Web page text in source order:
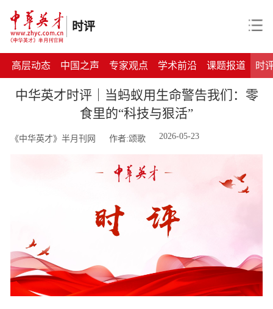
时评
高层动态 中国之声 专家观点 学术前沿 课题报道 时
中华英才时评｜当蚂蚁用生命警告我们：零
食里的“科技与狠活”
《中华英才》半月刊网 作者:颂歌 2026-05-23